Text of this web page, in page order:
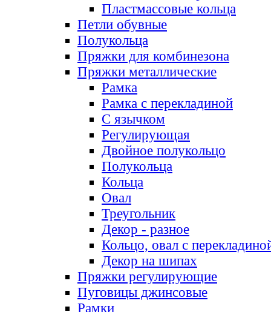
Пластмассовые кольца
Петли обувные
Полукольца
Пряжки для комбинезона
Пряжки металлические
Рамка
Рамка с перекладиной
С язычком
Регулирующая
Двойное полукольцо
Полукольца
Кольца
Овал
Треугольник
Декор - разное
Кольцо, овал с
Декор на шипах
Пряжки регулирующие
Пуговицы джинсовые
Рамки